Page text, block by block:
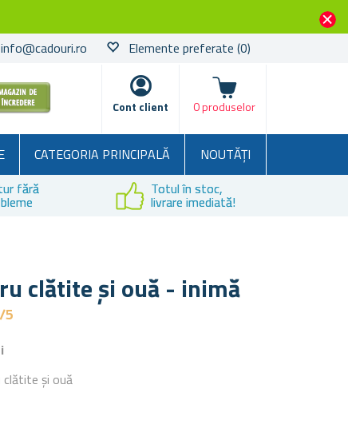
info@cadouri.ro Elemente preferate (0)
Cont client
Coșul
0 produselor
CATEGORIA PRINCIPALĂ
NOUTĂȚI
fără Totul în stoc,
livrare imediată!
clătite și ouă - inimă
5
și ouă